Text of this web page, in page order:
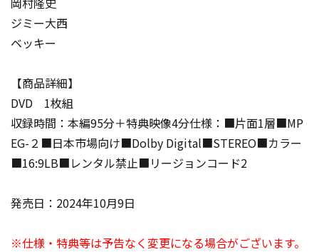
ジミー大西
ベッキー
【商品詳細】
DVD 1枚組
収録時間：本編95分＋特典映像4分仕様：■片面1層■MP
EG-２■日本市場向け■Dolby Digital■STEREO■カラー
■16:9LB■レンタル禁止■リージョンコード2
発売日：2024年10月9日
※仕様・特典等は予告なく変更になる場合がございます。